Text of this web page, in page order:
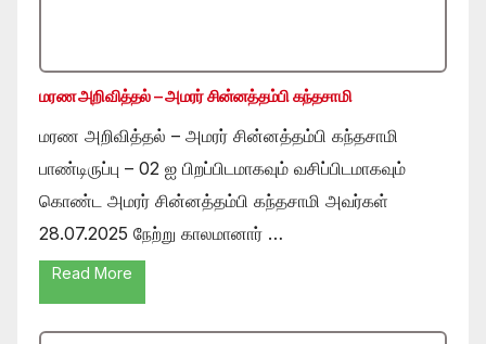
மரண அறிவித்தல் – அமரர் சின்னத்தம்பி கந்தசாமி
மரண அறிவித்தல் – அமரர் சின்னத்தம்பி கந்தசாமி
பாண்டிருப்பு – 02 ஐ பிறப்பிடமாகவும் வசிப்பிடமாகவும்
கொண்ட அமரர் சின்னத்தம்பி கந்தசாமி அவர்கள்
28.07.2025 நேற்று காலமானார் …
Read More